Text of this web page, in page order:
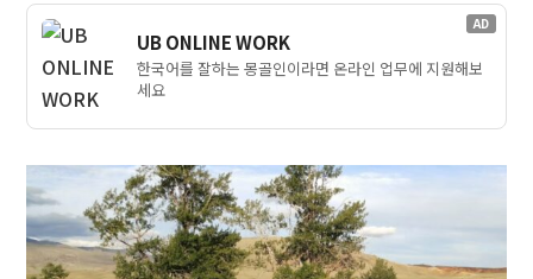
AD
UB ONLINE WORK
한국어를 잘하는 몽골인이라면 온라인 업무에 지원해보
세요